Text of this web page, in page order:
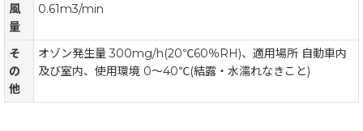
風
量
0.61m3/min
そ
の
他
オゾン発生量 300mg/h(20℃60％RH)、適用場所 自動車内
及び室内、使用環境 0〜40℃(結露・水濡れなきこと)